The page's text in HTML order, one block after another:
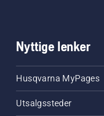
Nyttige lenker
Husqvarna MyPages
Utsalgssteder